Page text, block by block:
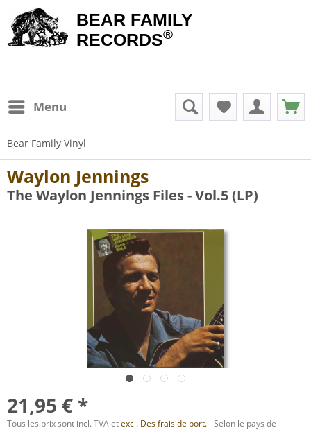
BEAR FAMILY
RECORDS®
Menu
Bear Family Vinyl
Waylon Jennings
The Waylon Jennings Files - Vol.5 (LP)
21,95 € *
Tous les prix sont incl. TVA etexcl. Des frais de port.- Selon le pays de